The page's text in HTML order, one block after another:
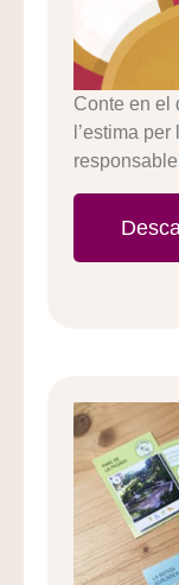
Conte en el
l’estima